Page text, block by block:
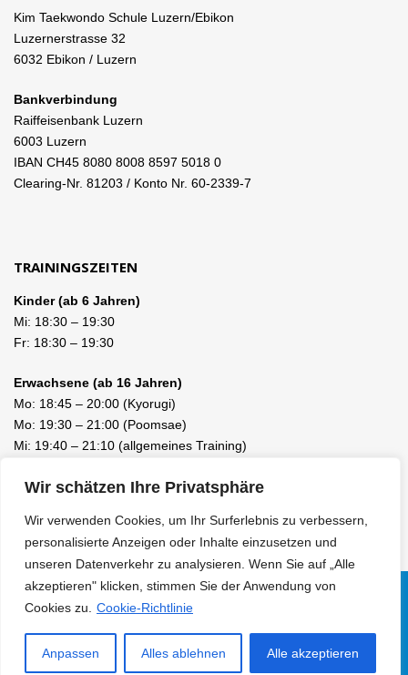
Wir schätzen Ihre Privatsphäre
Wir verwenden Cookies, um Ihr Surferlebnis zu verbessern,
personalisierte Anzeigen oder Inhalte einzusetzen und
unseren Datenverkehr zu analysieren. Wenn Sie auf „Alle
akzeptieren" klicken, stimmen Sie der Anwendung von
Cookies zu.
Cookie-Richtlinie
Anpassen Alles ablehnen Alle akzeptieren
Kim Taekwondo Schule Luzern/Ebikon
Luzernerstrasse 32
6032 Ebikon / Luzern
Bankverbindung
Raiffeisenbank Luzern
6003 Luzern
IBAN CH45 8080 8008 8597 5018 0
Clearing-Nr. 81203 / Konto Nr. 60-2339-7
TRAININGSZEITEN
Kinder (ab 6 Jahren)
Mi: 18:30 – 19:30
Fr: 18:30 – 19:30
Erwachsene (ab 16 Jahren)
Mo: 18:45 – 20:00 (Kyorugi)
Mo: 19:30 – 21:00 (Poomsae)
Mi: 19:40 – 21:10 (allgemeines Training)
Facebook
LinkedIn
Instagram
© 2010 - 2026 KIM TAEKWONDO SCHULE LUZERN / EBIKON /
KAMPFSPORT |Datenschutzerklärung| Haftungsausschluss